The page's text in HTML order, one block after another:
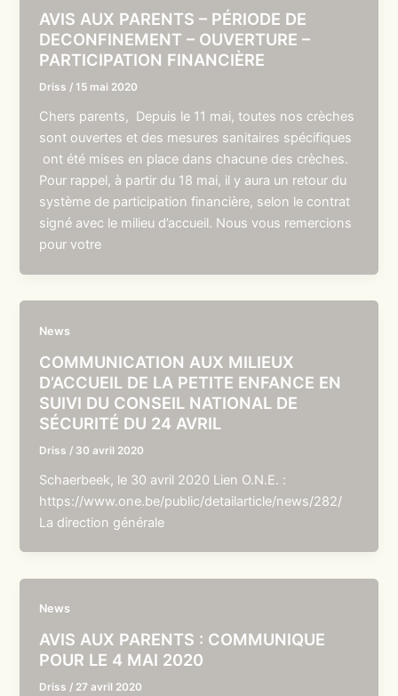
AVIS AUX PARENTS – PÉRIODE DE
DECONFINEMENT – OUVERTURE –
PARTICIPATION FINANCIÈRE
Driss /15 mai 2020
Chers parents, Depuis le 11 mai, toutes nos crèches
sont ouvertes et des mesures sanitaires spécifiques
ont été mises en place dans chacune des crèches.
Pour rappel, à partir du 18 mai, il y aura un retour du
système de participation financière, selon le contrat
signé avec le milieu d’accueil. Nous vous remercions
pour votre
News
COMMUNICATION AUX MILIEUX
D’ACCUEIL DE LA PETITE ENFANCE EN
SUIVI DU CONSEIL NATIONAL DE
SÉCURITÉ DU 24 AVRIL
Driss / 30 avril 2020
Schaerbeek, le 30 avril 2020 Lien O.N.E. :
https://www.one.be/public/detailarticle/news/282/
La direction générale
News
AVIS AUX PARENTS : COMMUNIQUE
POUR LE 4 MAI 2020
Driss / 27 avril 2020